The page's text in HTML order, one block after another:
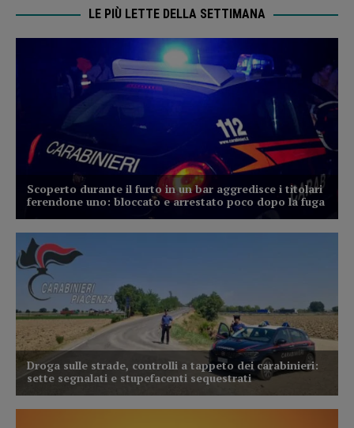
LE PIÙ LETTE DELLA SETTIMANA